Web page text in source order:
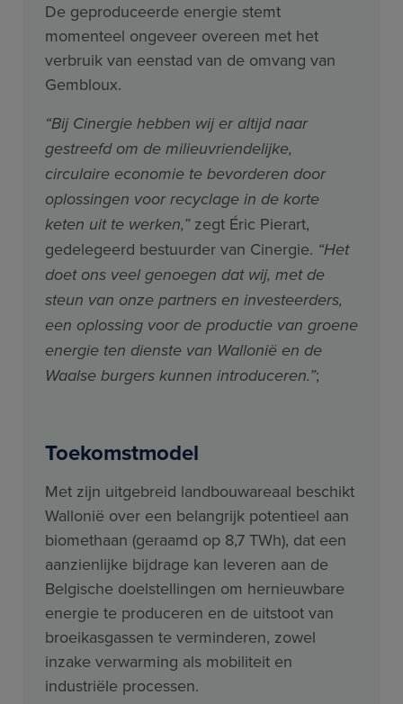
De geproduceerde energie stemt
momenteel ongeveer overeen met het
verbruik van eenstad van de omvang van
Gembloux.
“Bij Cinergie hebben wij er altijd naar
gestreefd om de milieuvriendelijke,
circulaire economie te bevorderen door
oplossingen voor recyclage in de korte
keten uit te werken,”zegt Éric Pierart,
gedelegeerd bestuurder van Cinergie. “Het
doet ons veel genoegen dat wij, met de
steun van onze partners en investeerders,
een oplossing voor de productie van groene
energie ten dienste van Wallonië en de
Waalse burgers kunnen introduceren.”;
Toekomstmodel
Met zijn uitgebreid landbouwareaal beschikt
Wallonië over een belangrijk potentieel aan
biomethaan (geraamd op 8,7 TWh), dat een
aanzienlijke bijdrage kan leveren aan de
Belgische doelstellingen om hernieuwbare
energie te produceren en de uitstoot van
broeikasgassen te verminderen, zowel
inzake verwarming als mobiliteit en
industriële processen.